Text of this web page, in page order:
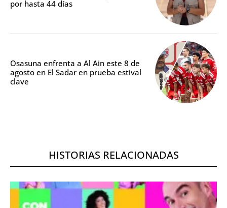
por hasta 44 días
Osasuna enfrenta a Al Ain este 8 de
agosto en El Sadar en prueba estival
clave
HISTORIAS RELACIONADAS